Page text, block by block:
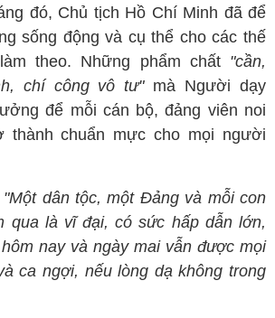
đó, Chủ tịch Hồ Chí Minh đã để
sống động và cụ thể cho các thế
theo. Những phẩm chất "cần,
chí công vô tư"mà Người dạy
để mỗi cán bộ, đảng viên noi
thành chuẩn mực cho mọi người
"Một dân tộc, một Đảng và mỗi con
qua là vĩ đại, có sức hấp dẫn lớn,
nay và ngày mai vẫn được mọi
ca ngợi, nếu lòng dạ không trong